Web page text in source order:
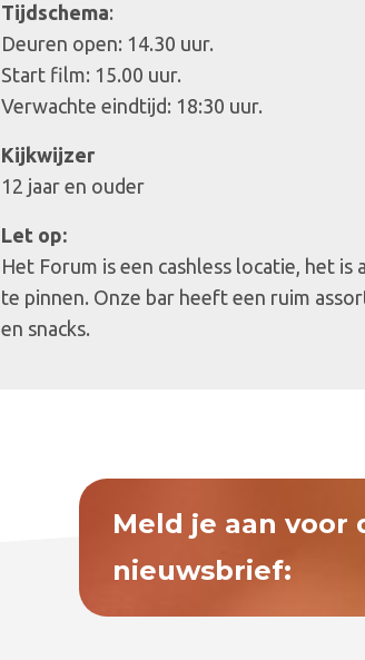
Tijdschema:
Deuren open: 14.30 uur.
Start film: 15.00 uur.
Verwachte eindtijd: 18:30 uur.
Kijkwijzer
12 jaar en ouder
Let op:
Het Forum is een cashless locatie, het is
te pinnen. Onze bar heeft een ruim
en snacks.
Meld je aan voor
nieuwsbrief: